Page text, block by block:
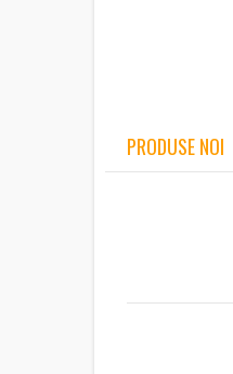
PRODUSE NOI